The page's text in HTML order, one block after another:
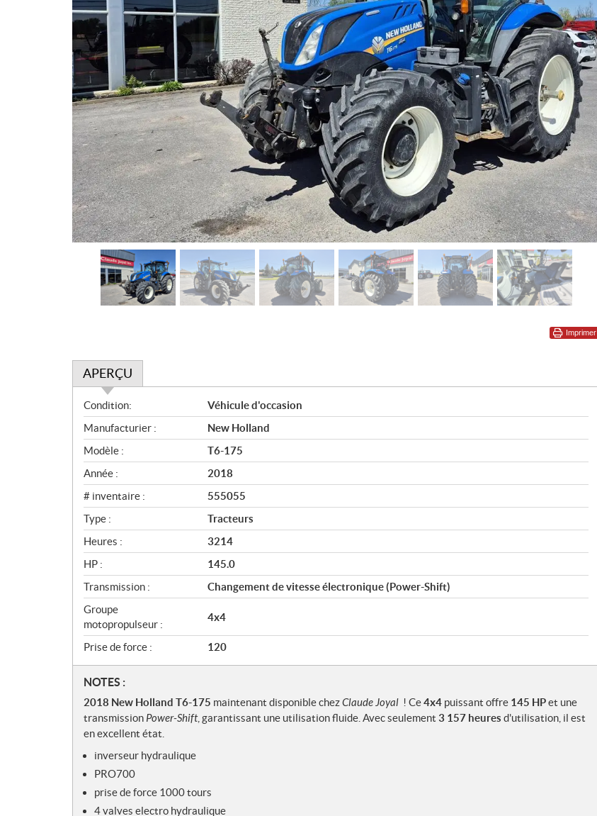
Imprimer
APERÇU
A
p
e
r
ç
u
Condition:
Véhicule d'occasion
Manufacturier :
New Holland
Modèle :
T6-175
Année :
2018
# inventaire :
555055
Type :
Tracteurs
Heures :
3214
HP :
145.0
Transmission :
Changement de vitesse électronique (Power-Shift)
Groupe
motopropulseur :
4x4
Prise de force : 120
N
o
t
e
NOTES :
2018 New Holland T6-175 maintenant disponible chezClaude Joyal ! Ce4x4 puissant offre 145 HPet une
transmission Power-Shift, garantissant une utilisation fluide. Avec seulement 3 157 heures d'utilisation, il est
en excellent état.
inverseur hydraulique
PRO700
prise de force 1000 tours
4 valves electro hydraulique